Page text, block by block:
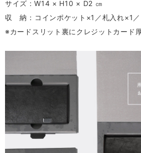
サイズ : W14 × H10 × D2 ㎝
収 納：コインポケット×1／札入れ×1
※カードスリット裏にクレジットカード